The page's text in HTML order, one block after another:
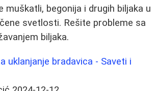
muškatli, begonija i drugih biljaka u
svetlosti. Rešite probleme sa
biljaka.
uklanjanje bradavica - Saveti i